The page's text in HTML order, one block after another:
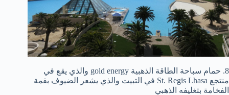
8. حمام سباحة الطاقة الذهبية gold energy والذي يقع في
منتجع St. Regis Lhasa في التبيت والذي يشعر الضيوف بقمة
الفخامة بتغليفه الذهبي